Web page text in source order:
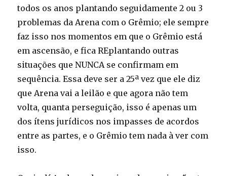
todos os anos plantando seguidamente 2 ou 3
problemas da Arena com o Grêmio; ele sempre
faz isso nos momentos em que o Grêmio está
em ascensão, e fica REplantando outras
situações que NUNCA se confirmam em
sequência. Essa deve ser a 25ª vez que ele diz
que Arena vai a leilão e que agora não tem
volta, quanta perseguição, isso é apenas um
dos ítens jurídicos nos impasses de acordos
entre as partes, e o Grêmio tem nada à ver com
isso.